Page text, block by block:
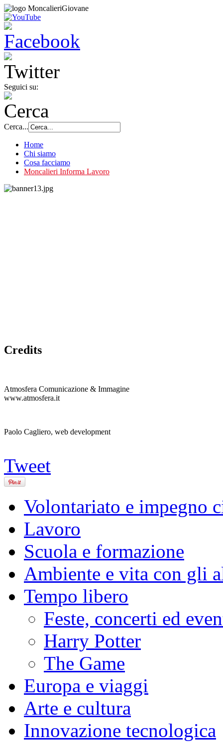
Seguici su:
Cerca...
Home
Chi siamo
Cosa facciamo
Moncalieri Informa Lavoro
Credits
Atmosfera Comunicazione & Immagine
www.atmosfera.it
Paolo Cagliero, web development
Tweet
Volontariato e impegno
Lavoro
Scuola e formazione
Ambiente e vita con gli
Tempo libero
Feste, concerti ed
Harry Potter
The Game
Europa e viaggi
Arte e cultura
Innovazione tecnologica